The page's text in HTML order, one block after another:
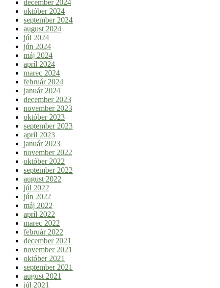
december 2024
október 2024
september 2024
august 2024
júl 2024
jún 2024
máj 2024
apríl 2024
marec 2024
február 2024
január 2024
december 2023
november 2023
október 2023
september 2023
apríl 2023
január 2023
november 2022
október 2022
september 2022
august 2022
júl 2022
jún 2022
máj 2022
apríl 2022
marec 2022
február 2022
december 2021
november 2021
október 2021
september 2021
august 2021
júl 2021